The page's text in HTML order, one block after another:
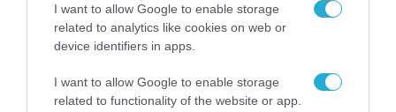
I want to allow Google to enable storage
related to analytics like cookies on web or
device identifiers in apps.
I want to allow Google to enable storage
related to functionality of the website or app.
08.08.2026 | 21:02
Πεντάγωνο: Κατηγορεί πρώην
διαρροή απόρρητων